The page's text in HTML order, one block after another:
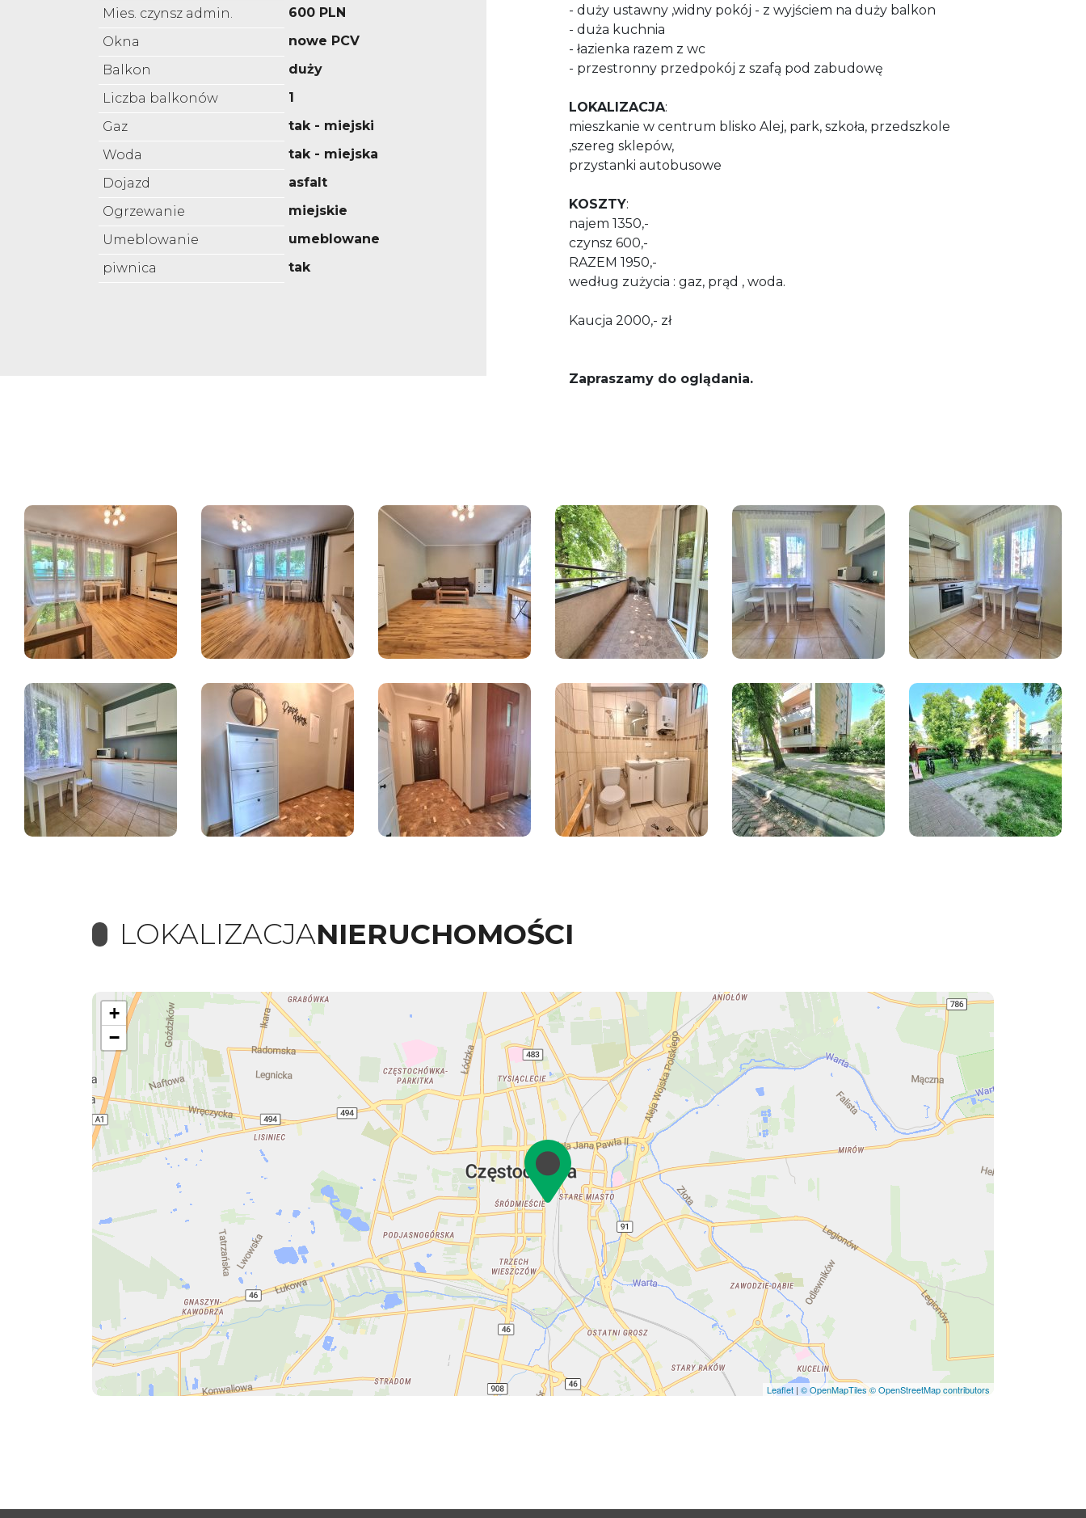
Mies. czynsz admin.
600 PLN
Okna
nowe PCV
Balkon
duży
Liczba balkonów
1
Gaz
tak - miejski
Woda
tak - miejska
Dojazd
asfalt
Ogrzewanie
miejskie
Umeblowanie
umeblowane
piwnica
tak
- duży ustawny ,widny pokój - z wyjściem na duży balkon
- duża kuchnia
- łazienka razem z wc
- przestronny przedpokój z szafą pod zabudowę
LOKALIZACJA:
mieszkanie w centrum blisko Alej, park, szkoła, przedszkole
,szereg sklepów,
przystanki autobusowe
KOSZTY:
najem 1350,-
czynsz 600,-
RAZEM 1950,-
według zużycia : gaz, prąd , woda.
Kaucja 2000,- zł
Zapraszamy do oglądania.
LOKALIZACJANIERUCHOMOŚCI
+
−
Leaflet | © OpenMapTiles© OpenStreetMap contributors